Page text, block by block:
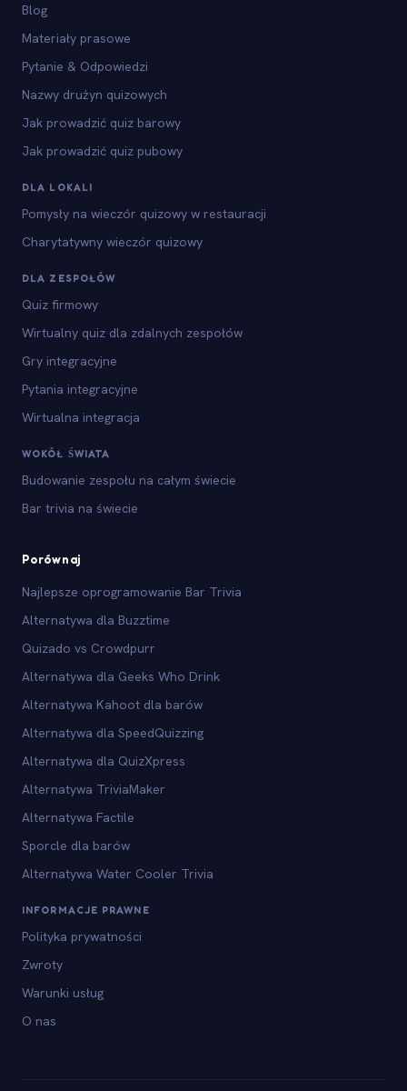
Blog
Materiały prasowe
Pytanie & Odpowiedzi
Nazwy drużyn quizowych
Jak prowadzić quiz barowy
Jak prowadzić quiz pubowy
DLA LOKALI
Pomysły na wieczór quizowy w restauracji
Charytatywny wieczór quizowy
DLA ZESPOŁÓW
Quiz firmowy
Wirtualny quiz dla zdalnych zespołów
Gry integracyjne
Pytania integracyjne
Wirtualna integracja
WOKÓŁ ŚWIATA
Budowanie zespołu na całym świecie
Bar trivia na świecie
Porównaj
Najlepsze oprogramowanie Bar Trivia
Alternatywa dla Buzztime
Quizado vs Crowdpurr
Alternatywa dla Geeks Who Drink
Alternatywa Kahoot dla barów
Alternatywa dla SpeedQuizzing
Alternatywa dla QuizXpress
Alternatywa TriviaMaker
Alternatywa Factile
Sporcle dla barów
Alternatywa Water Cooler Trivia
INFORMACJE PRAWNE
Polityka prywatności
Zwroty
Warunki usług
O nas